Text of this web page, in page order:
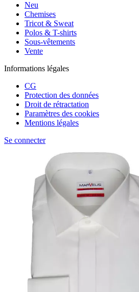
Neu
Chemises
Tricot & Sweat
Polos & T-shirts
Sous-vêtements
Vente
Informations légales
CG
Protection des données
Droit de rétractation
Paramètres des cookies
Mentions légales
Se connecter